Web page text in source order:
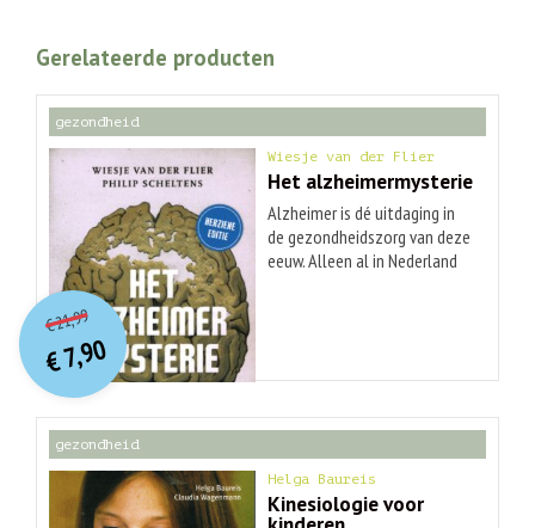
Gerelateerde producten
gezondheid
Wiesje van der Flier
Het alzheimermysterie
Alzheimer is dé uitdaging in
de gezondheidszorg van deze
eeuw. Alleen al in Nederland
Onderzoekers Wiesje van der
werken aan een toekomst
misschien zelfs preventie van
alzheimer mogelijk is. 'Het
€21,99O
orspr
onkelijke
prijs
was:
€ 21,99.
€7,90
Huidige
prijs
is:
€ 7,90.
gezondheid
Helga Baureis
Kinesiologie voor